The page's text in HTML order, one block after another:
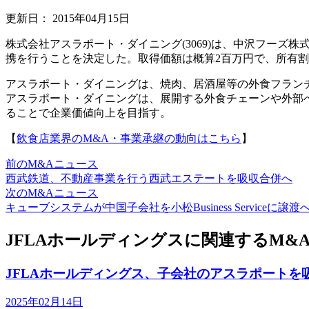
更新日： 2015年04月15日
株式会社アスラポート・ダイニング(3069)は、中沢フーズ
携を行うことを決定した。取得価額は概算2百万円で、所有
アスラポート・ダイニングは、焼肉、居酒屋等の外食フラ
アスラポート・ダイニングは、展開する外食チェーンや外
ることで企業価値向上を目指す。
【飲食店業界のM&A・事業承継の動向はこちら 】
前のM&Aニュース
西武鉄道、不動産事業を行う西武エステートを吸収合併へ
次のM&Aニュース
キューブシステムが中国子会社を小松Business Serviceに譲渡
JFLAホールディングスに関連する
JFLAホールディングス、子会社のアスラポートを
2025年02月14日